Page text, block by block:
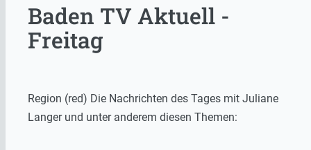
Baden TV Aktuell -
Freitag
Region (red) Die Nachrichten des Tages mit Juliane
Langer und unter anderem diesen Themen: